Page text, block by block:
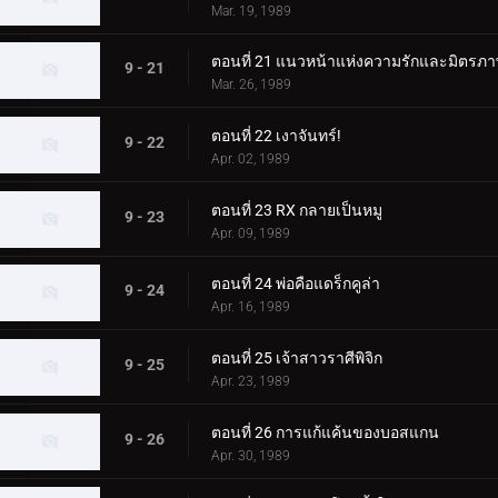
Mar. 19, 1989
9 - 21 ตอนที่ 21 แนวหน้าแห่งความรักและมิตรภ
Mar. 26, 1989
9 - 22 ตอนที่ 22 เงาจันทร์!
Apr. 02, 1989
9 - 23 ตอนที่ 23 RX กลายเป็นหมู
Apr. 09, 1989
9 - 24 ตอนที่ 24 พ่อคือแดร็กคูล่า
Apr. 16, 1989
9 - 25 ตอนที่ 25 เจ้าสาวราศีพิจิก
Apr. 23, 1989
9 - 26 ตอนที่ 26 การแก้แค้นของบอสแกน
Apr. 30, 1989